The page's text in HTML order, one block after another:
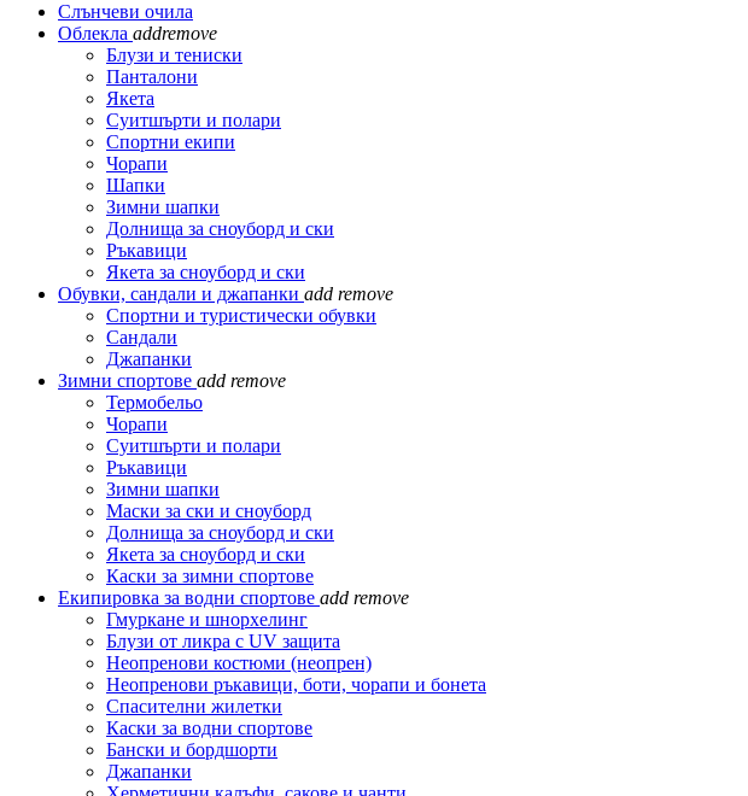
Слънчеви очила
Облекла addremove
Блузи и тениски
Панталони
Якета
Суитшърти и полари
Спортни екипи
Чорапи
Шапки
Зимни шапки
Долнища за сноуборд и ски
Ръкавици
Якета за сноуборд и ски
Обувки, сандали и джапанки add remove
Спортни и туристически обувки
Сандали
Джапанки
Зимни спортове add remove
Термобельо
Чорапи
Суитшърти и полари
Ръкавици
Зимни шапки
Маски за ски и сноуборд
Долнища за сноуборд и ски
Якета за сноуборд и ски
Каски за зимни спортове
Екипировка за водни спортове add remove
Гмуркане и шнорхелинг
Блузи от ликра с UV защита
Неопренови костюми (неопрен)
Неопренови ръкавици, боти, чорапи и бонета
Спасителни жилетки
Каски за водни спортове
Бански и бордшорти
Джапанки